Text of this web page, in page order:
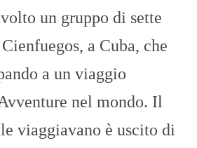
un gruppo di sette
a Cuba, che
a un viaggio
nel mondo. Il
viaggiavano è uscito di